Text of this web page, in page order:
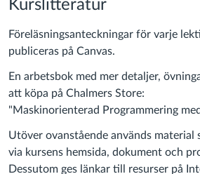
Kurslitteratur
Föreläsningsanteckningar för varje
publiceras på Canvas.
En arbetsbok med mer detaljer,
att köpa på Chalmers Store:
"Maskinorienterad Programmering
Utöver ovanstående används material
via kursens hemsida, dokument och
Dessutom ges länkar till resurser på